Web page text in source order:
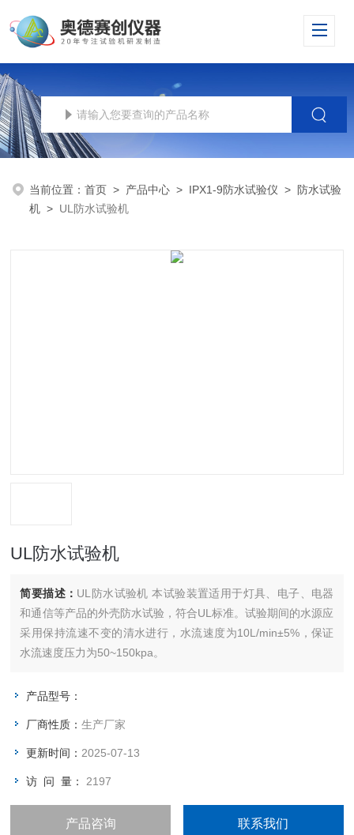
当前位置：首页 > 产品中心 > IPX1-9防水试验仪 > 防水试验
机 > UL防水试验机
UL防水试验机
简要描述： UL防水试验机 本试验装置适用于灯具、电子、电器
和通信等产品的外壳防水试验，符合UL标准。试验期间的水源应
采用保持流速不变的清水进行，水流速度为10L/min±5%，保证
水流速度压力为50~150kpa。
产品型号：
厂商性质：生产厂家
更新时间： 2025-07-13
访 问 量： 2197
产品咨询 联系我们